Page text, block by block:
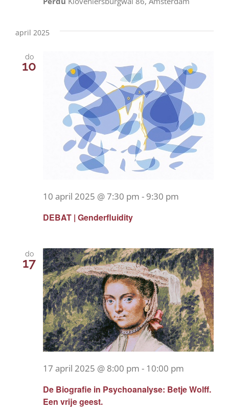
april 2025
do
10
DEBAT | Genderfluidity
10 april 2025 @ 7:30 pm - 9:30 pm
do
17
De Biografie in Psychoanalyse: Betje Wolff.
Een vrije geest.
17 april 2025 @ 8:00 pm - 10:00 pm